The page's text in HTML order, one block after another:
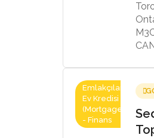
Emlakçılar,
Ev Kredisi
(Mortgage)
- Finans